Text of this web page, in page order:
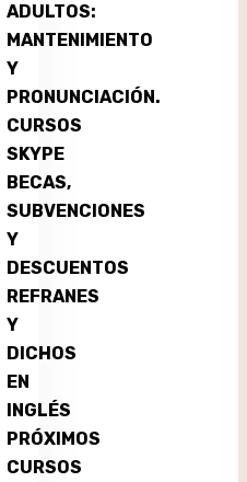
ADULTOS:
MANTENIMIENTO
Y
PRONUNCIACIÓN.
CURSOS
SKYPE
BECAS,
SUBVENCIONES
Y
DESCUENTOS
REFRANES
Y
DICHOS
EN
INGLÉS
PRÓXIMOS
CURSOS